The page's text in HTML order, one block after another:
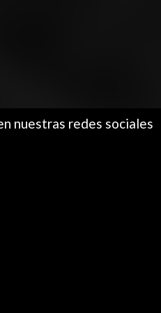
nuestras redes sociales